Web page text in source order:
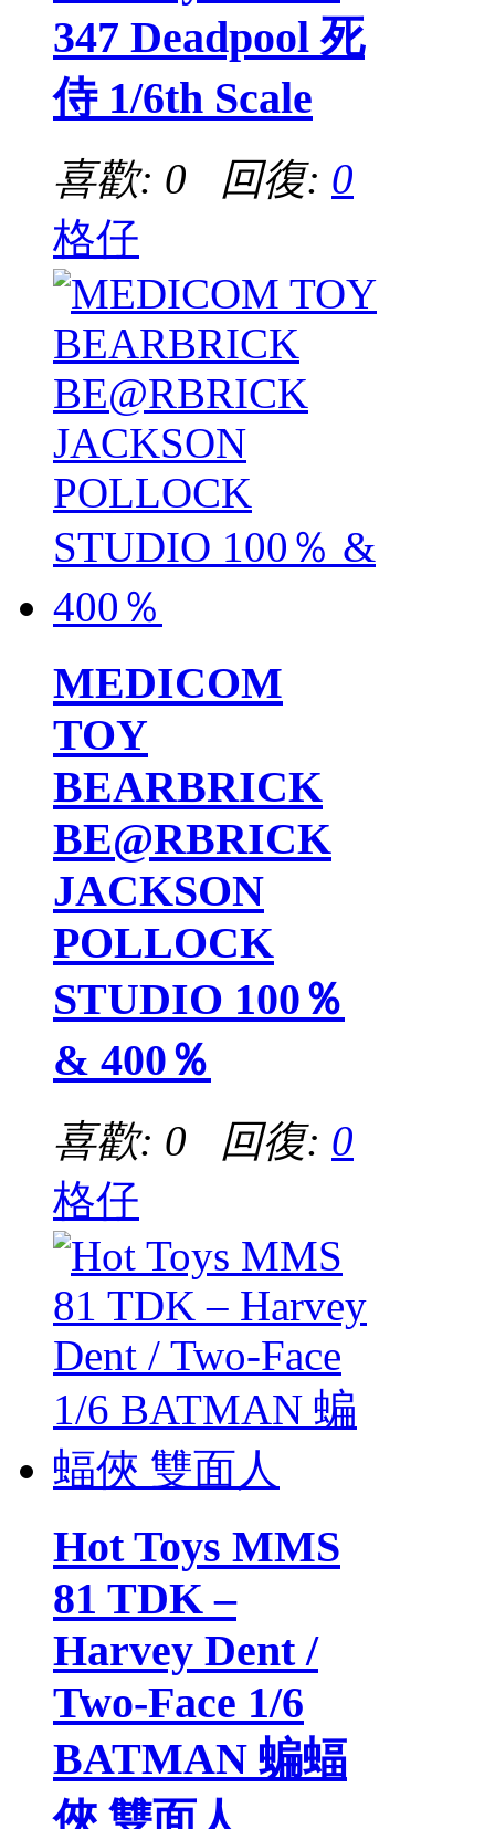
347 Deadpool 死
侍 1/6th Scale
喜歡: 0 回復: 0
格仔
MEDICOM
TOY
BEARBRICK
BE@RBRICK
JACKSON
POLLOCK
STUDIO 100％
& 400％
喜歡: 0 回復: 0
格仔
Hot Toys MMS
81 TDK –
Harvey Dent /
Two-Face 1/6
BATMAN 蝙蝠